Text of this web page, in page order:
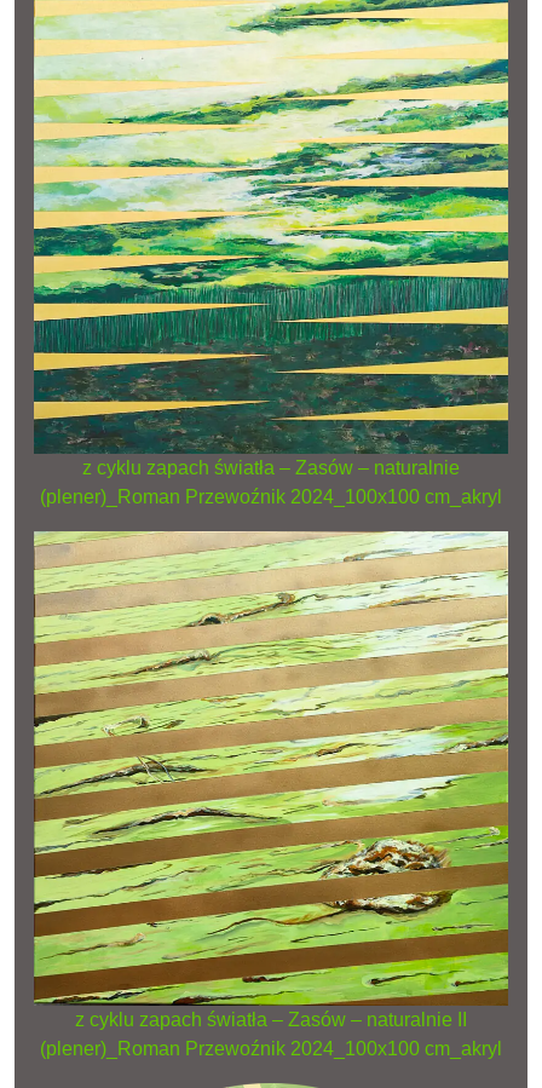
z cyklu zapach światła – Zasów – naturalnie
(plener)_Roman Przewoźnik 2024_100x100 cm_akryl
z cyklu zapach światła – Zasów – naturalnie II
(plener)_Roman Przewoźnik 2024_100x100 cm_akryl